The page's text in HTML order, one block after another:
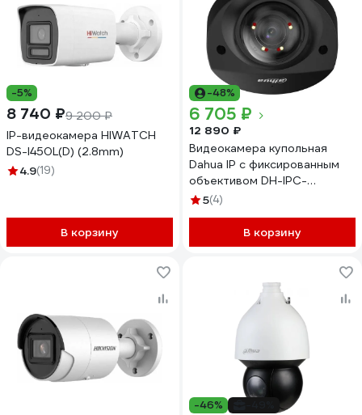
-5%
8 740 ₽9 200 ₽
IP-видеокамера HIWATCH
DS-I450L(D) (2.8mm)
4.9(19)
В корзину
-48%
6 705 ₽
12 890 ₽
Видеокамера купольная
Dahua IP с фиксированным
объективом DH-IPC-
HDBW2449FP-AS-IL-0280B
5(4)
В корзину
-46%